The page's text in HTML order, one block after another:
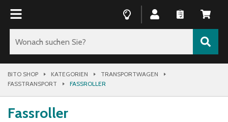
BITO SHOP KATEGORIEN
TRANSPORTWAGEN
FASSTRANSPORT
FASSROLLER
Fassroller